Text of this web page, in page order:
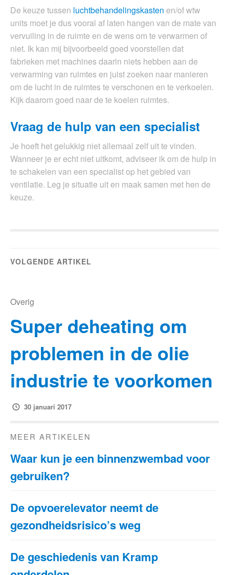
De keuze tussen luchtbehandelingskasten en/of wtw
units moet je dus vooral af laten hangen van de mate van
vervuiling in de ruimte en de wens om te verwarmen of
niet. Ik kan mij bijvoorbeeld goed voorstellen dat
fabrieken met machines daarin niets hebben aan de
verwarming van ruimtes en juist zoeken naar manieren
om de lucht in de ruimtes te verschonen en te verkoelen.
Kijk daarom goed naar de te koelen ruimtes.
Vraag de hulp van een specialist
Je hoeft het gelukkig niet allemaal zelf uit te vinden.
Wanneer je er echt niet uitkomt, adviseer ik om de hulp in
te schakelen van een specialist op het gebied van
ventilatie. Leg je situatie uit en maak samen met hen de
keuze.
VOLGENDE ARTIKEL
Overig
Super deheating om
problemen in de olie
industrie te voorkomen
30 januari 2017
MEER ARTIKELEN
Waar kun je een binnenzwembad voor
gebruiken?
De opvoerelevator neemt de
gezondheidsrisico’s weg
De geschiedenis van Kramp